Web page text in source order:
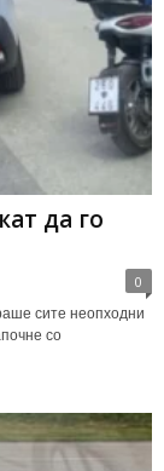
да го
0
сите неопходни
со